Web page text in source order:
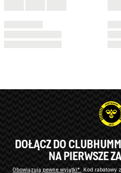
DOŁĄCZ DO
NA PIERWSZE
Obowiązują pewne wyjątki* Kod rabatowy